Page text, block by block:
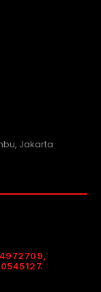
Jakarta